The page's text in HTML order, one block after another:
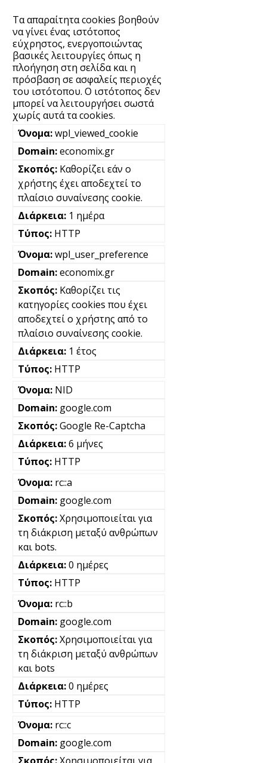
Τα απαραίτητα cookies βοηθούν
να γίνει ένας ιστότοπος
εύχρηστος, ενεργοποιώντας
βασικές λειτουργίες όπως η
πλοήγηση στη σελίδα και η
πρόσβαση σε ασφαλείς περιοχές
του ιστότοπου. Ο ιστότοπος δεν
μπορεί να λειτουργήσει σωστά
χωρίς αυτά τα cookies.
wpl_viewed_cookie
economix.gr
Καθορίζει εάν ο
χρήστης έχει αποδεχτεί το
πλαίσιο συναίνεσης cookie.
1 ημέρα
HTTP
wpl_user_preference
economix.gr
Καθορίζει τις
κατηγορίες cookies που έχει
αποδεχτεί ο χρήστης από το
πλαίσιο συναίνεσης cookie.
1 έτος
HTTP
NID
google.com
Google Re-Captcha
6 μήνες
HTTP
rc::a
google.com
Χρησιμοποιείται για
τη διάκριση μεταξύ ανθρώπων
και bots.
0 ημέρες
HTTP
rc::b
google.com
Χρησιμοποιείται για
τη διάκριση μεταξύ ανθρώπων
και bots
0 ημέρες
HTTP
rc::c
google.com